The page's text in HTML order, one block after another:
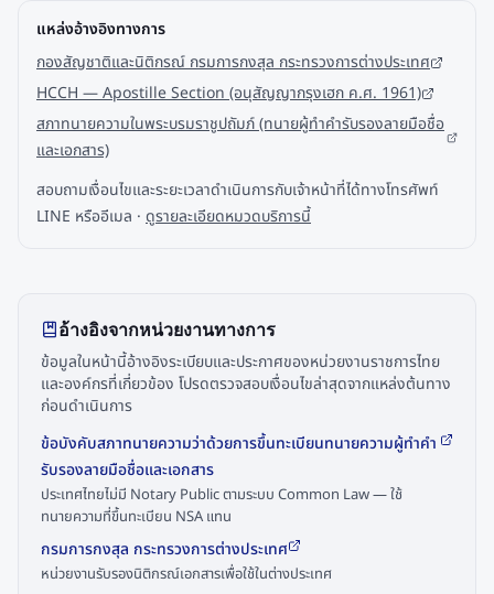
แหล่งอ้างอิงทางการ
กองสัญชาติและนิติกรณ์ กรมการกงสุล กระทรวงการต่างประเทศ
HCCH — Apostille Section (อนุสัญญากรุงเฮก ค.ศ. 1961)
สภาทนายความในพระบรมราชูปถัมภ์ (ทนายผู้ทำคำรับรองลายมือชื่อ
และเอกสาร)
สอบถามเงื่อนไขและระยะเวลาดำเนินการกับเจ้าหน้าที่ได้ทางโทรศัพท์
LINE หรืออีเมล · ดูรายละเอียดหมวดบริการนี้
อ้างอิงจากหน่วยงานทางการ
ข้อมูลในหน้านี้อ้างอิงระเบียบและประกาศของหน่วยงานราชการไทย
และองค์กรที่เกี่ยวข้อง โปรดตรวจสอบเงื่อนไขล่าสุดจากแหล่งต้นทาง
ก่อนดำเนินการ
ข้อบังคับสภาทนายความว่าด้วยการขึ้นทะเบียนทนายความผู้ทำคำ
รับรองลายมือชื่อและเอกสาร
ประเทศไทยไม่มี Notary Public ตามระบบ Common Law — ใช้
ทนายความที่ขึ้นทะเบียน NSA แทน
กรมการกงสุล กระทรวงการต่างประเทศ
หน่วยงานรับรองนิติกรณ์เอกสารเพื่อใช้ในต่างประเทศ